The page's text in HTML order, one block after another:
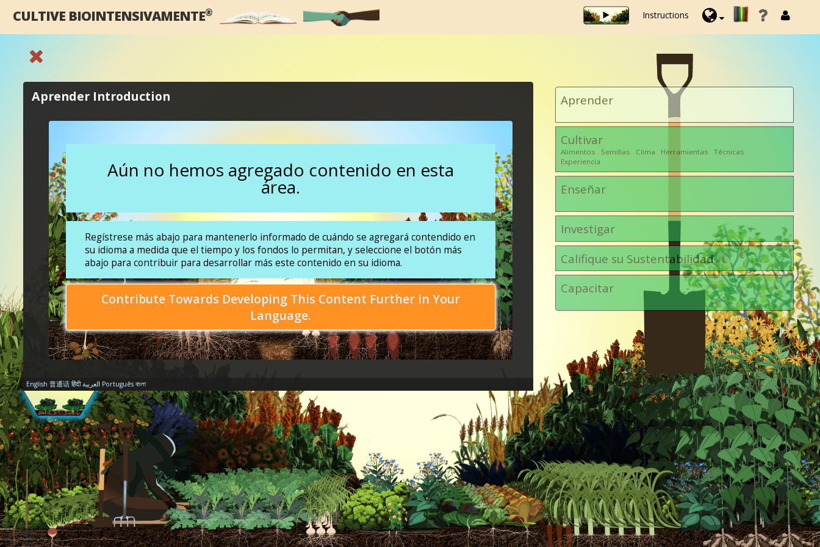
CULTIVE BIOINTENSIVAMENTE® Instructions
Aprender Introduction
Aún no hemos agregado contenido en esta
área.
Regístrese más abajo para mantenerlo informado de cuándo se agregará contendido en
su idioma a medida que el tiempo y los fondos lo permitan, y seleccione el botón más
abajo para contribuir para desarrollar más este contenido en su idioma.
Contribute Towards Developing This Content Further in Your
Language.
English 普通话 हिंदी العربية Português বাংলা
Aprender
Cultivar
Alimentos Semillas Clima Herramientas Técnicas
Experiencia
Enseñar
Investigar
Califique su Sustentabilidad
Capacitar